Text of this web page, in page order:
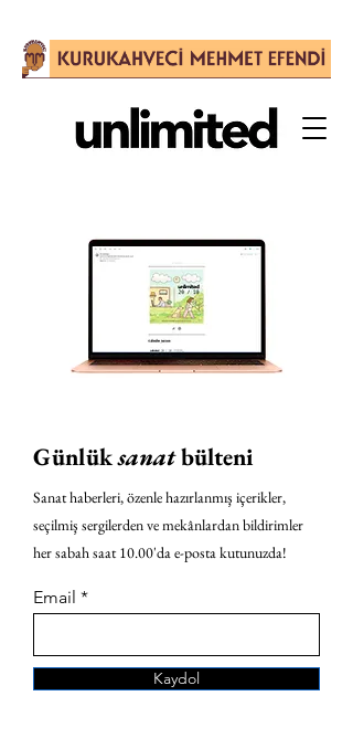
Günlüksanatbülteni
Sanat haberleri, özenle hazırlanmış içerikler,
seçilmiş sergilerden ve mekânlardan bildirimler
her sabah saat 10.00'da e-posta kutunuzda!
Email
Kaydol